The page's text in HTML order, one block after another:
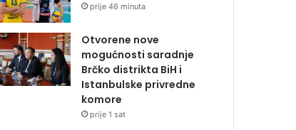
prije 46 minuta
Otvorene nove
mogućnosti saradnje
Brčko distrikta BiH i
Istanbulske privredne
komore
prije 1 sat